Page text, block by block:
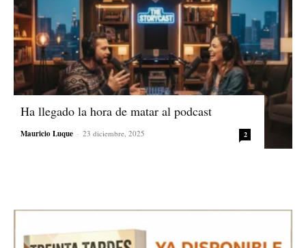
Ha llegado la hora de matar al podcast
Mauricio Luque - 23 diciembre, 2025 2